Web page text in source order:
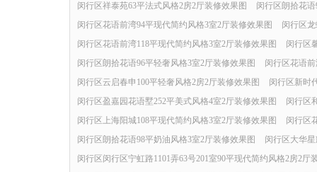
闵行区祥泰苑63平法式风格2房2厅装修效果图
闵行区朗拾花
闵行区花语前湾94平现代简约风格3室2厅装修效果图
闵行区
闵行区花语前湾118平现代简约风格3室2厅装修效果图
闵行区
闵行区朗拾花语96平轻奢风格3室2厅装修效果图
闵行区花语
闵行区云启春申100平轻奢风格2房2厅装修效果图
闵行区新时
闵行区盈嘉园花语墅252平美式风格4室2厅装修效果图
闵行区
闵行区上海阳城108平现代简约风格3室2厅装修效果图
闵行区
闵行区朗拾花语98平奶油风格3室2厅装修效果图
闵行区大华
闵行区闵行区宁虹路1101弄63号201室90平现代简约风格2房2厅